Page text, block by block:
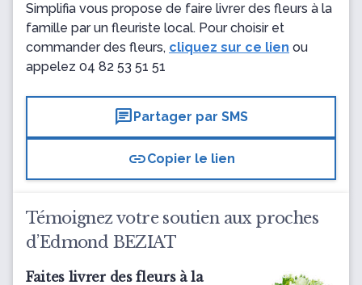
Simplifia vous propose de faire livrer des fleurs à la
famille par un fleuriste local. Pour choisir et
commander des fleurs, cliquez sur ce lien ou
appelez 04 82 53 51 51
chatPartager par SMS
linkCopier le lien
Témoignez votre soutien aux proches
d’Edmond BEZIAT
Faites livrer des fleurs à la